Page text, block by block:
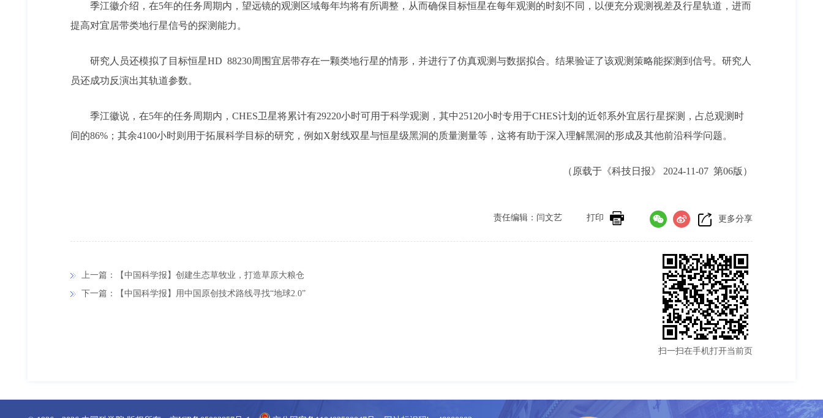
季江徽介绍，在5年的任务周期内，望远镜的观测区域每年均将有所调整，从而确保目标恒星在每年观测的时刻不同，以便充分观测视差及行星轨道，进而
提高对宜居带类地行星信号的探测能力。
研究人员还模拟了目标恒星HD 88230周围宜居带存在一颗类地行星的情形，并进行了仿真观测与数据拟合。结果验证了该观测策略能探测到信号。研究人
员还成功反演出其轨道参数。
季江徽说，在5年的任务周期内，CHES卫星将累计有29220小时可用于科学观测，其中25120小时专用于CHES计划的近邻系外宜居行星探测，占总观测时
间的86%；其余4100小时则用于拓展科学目标的研究，例如X射线双星与恒星级黑洞的质量测量等，这将有助于深入理解黑洞的形成及其他前沿科学问题。
（原载于《科技日报》 2024-11-07 第06版）
更多分享
打印
责任编辑：闫文艺
上一篇：【中国科学报】创建生态草牧业，打造草原大粮仓
下一篇：【中国科学报】用中国原创技术路线寻找“地球2.0”
扫一扫在手机打开当前页